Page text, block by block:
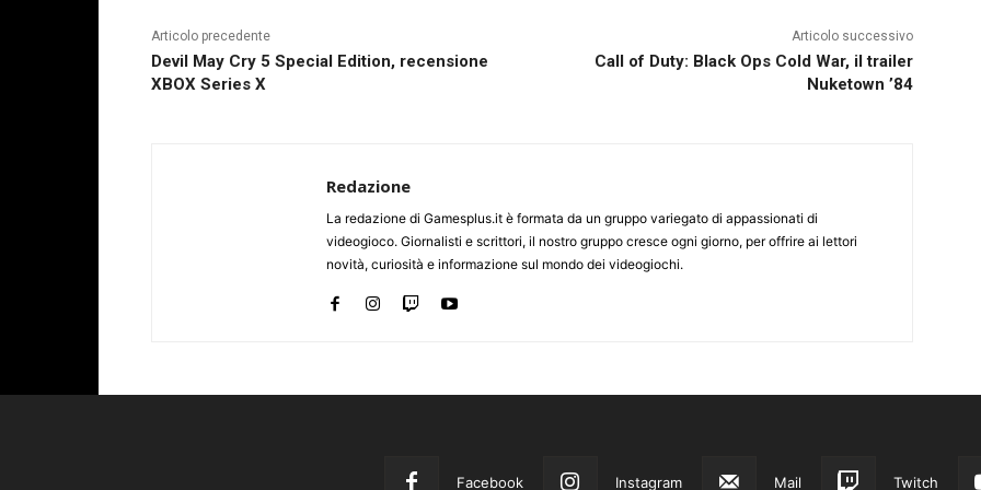
Articolo precedente
Devil May Cry 5 Special Edition, recensione
XBOX Series X
Articolo successivo
Call of Duty: Black Ops Cold War, il trailer
Nuketown ’84
Redazione
La redazione di Gamesplus.it è formata da un gruppo variegato di appassionati di
videogioco. Giornalisti e scrittori, il nostro gruppo cresce ogni giorno, per offrire ai lettori
novità, curiosità e informazione sul mondo dei videogiochi.
Facebook Instagram Mail Twitch